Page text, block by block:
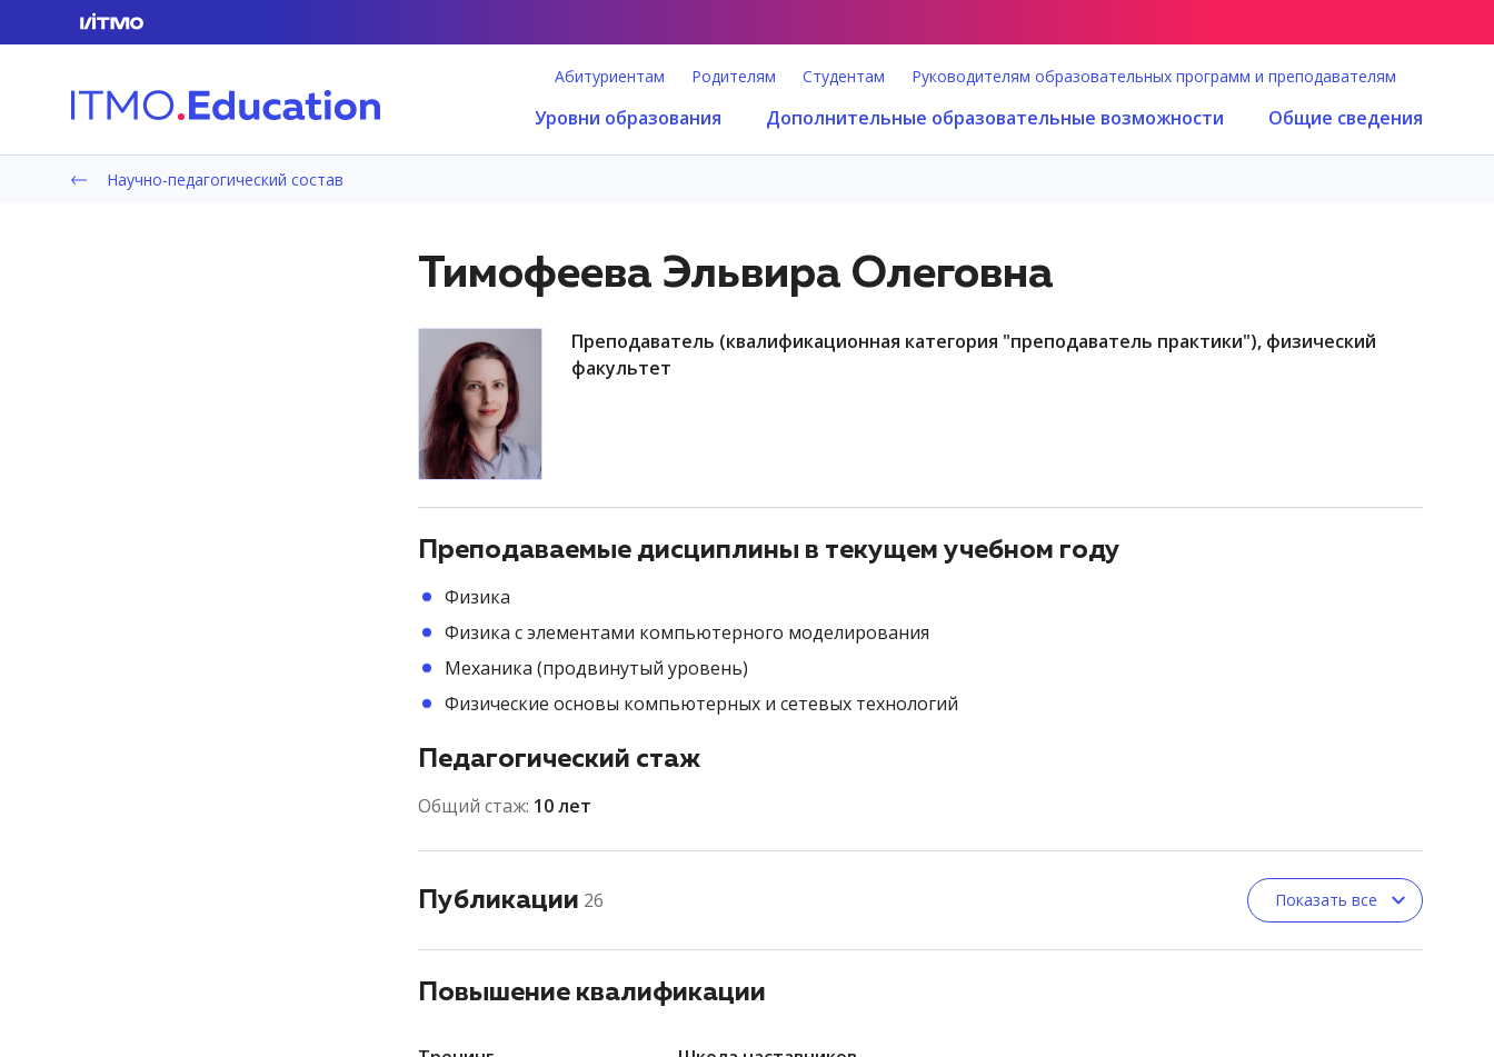
Абитуриентам Родителям Студентам Руководителям образовательных программ и преподавателям
Уровни образования Дополнительные образовательные возможности Общие сведения
Научно-педагогический состав
Тимофеева Эльвира Олеговна
преподаватель (квалификационная категория "преподаватель практики"), физический
факультет
Преподаваемые дисциплины в текущем учебном году
Физика
Физика с элементами компьютерного моделирования
Механика (продвинутый уровень)
Физические основы компьютерных и сетевых технологий
Педагогический стаж
Общий стаж: 10 лет
Публикации 26 Показать все
Повышение квалификации